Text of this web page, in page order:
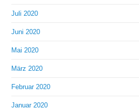
Juli 2020
Juni 2020
Mai 2020
März 2020
Februar 2020
Januar 2020